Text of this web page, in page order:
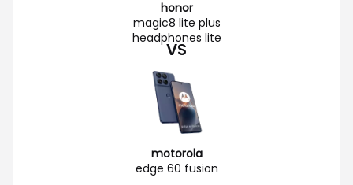
honor
magic8 lite plus
headphones lite
VS
motorola
edge 60 fusion